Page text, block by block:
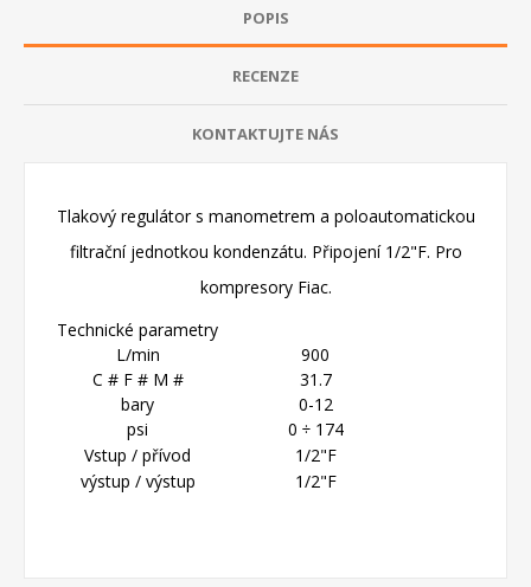
POPIS
RECENZE
KONTAKTUJTE NÁS
Tlakový regulátor s manometrem a poloautomatickou
filtrační jednotkou kondenzátu. Připojení 1/2"F. Pro
kompresory Fiac.
Technické parametry
L/min
900
C # F # M #
31.7
bary
0-12
psi
0 ÷ 174
Vstup / přívod
1/2"F
výstup / výstup
1/2"F